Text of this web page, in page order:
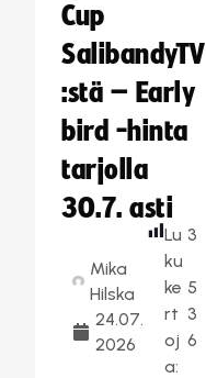
Cup
SalibandyTV
:stä – Early
bird -hinta
tarjolla
30.7. asti
Mika
Hilska
24.07.
2026
Lu
ku
ke
rt
oj
a:
3
5
3
6